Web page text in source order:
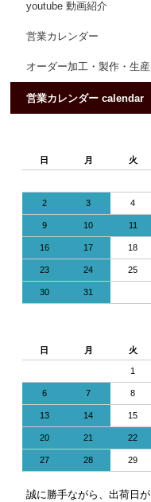
youtube 動画紹介
営業カレンダー
オーダー加工・製作・生
営業カレンダー calendar
日 月 火
2 3 4
9 10 11
16 17 18
23 24 25
30 31
日 月 火
1
6 7 8
13 14 15
20 21 22
27 28 29
誠に勝手ながら、出荷日